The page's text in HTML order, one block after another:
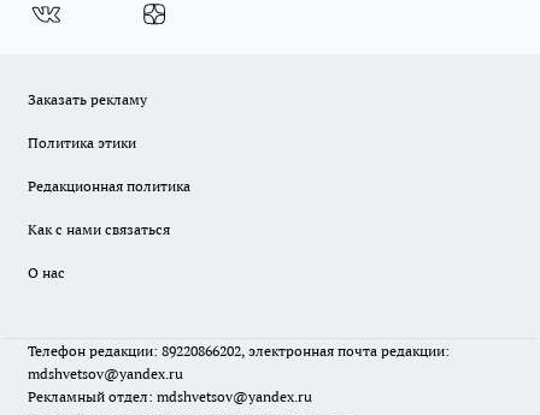
Заказать рекламу
Политика этики
Редакционная политика
Как с нами связаться
О нас
Телефон редакции: 89220866202, электронная почта редакции:
mdshvetsov@yandex.ru
Рекламный отдел: mdshvetsov@yandex.ru